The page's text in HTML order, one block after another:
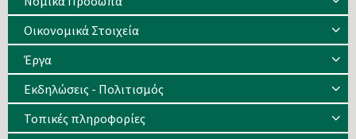
Οικονομικά Στοιχεία
Έργα
Εκδηλώσεις - Πολιτισμός
Τοπικές πληροφορίες